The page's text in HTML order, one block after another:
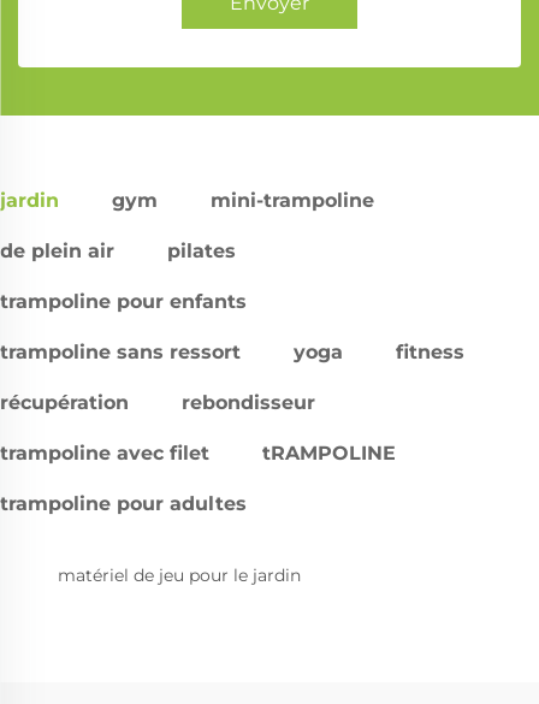
jardin gym mini-trampoline
de plein air pilates
trampoline pour enfants
trampoline sans ressort yoga fitness
récupération rebondisseur
trampoline avec filet tRAMPOLINE
trampoline pour adultes
matériel de jeu pour le jardin